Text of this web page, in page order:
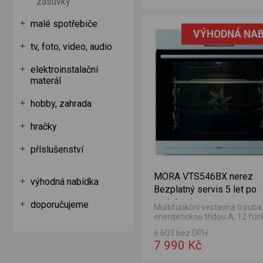
VÝHODNÁ
MORA VTS546BX nerez
Bezplatný servis 5 let po
registraci
Multifunkční vestavná trouba
energetickou třídou A, 12
6 603 bez DPH
7 990 Kč
registraci
nerez Bezplatný servis 5 let po registraci
malé spotřebiče
tv, foto, video, audio
elektroinstalační
materál
hobby, zahrada
hračky
příslušenství
výhodná nabídka
doporučujeme